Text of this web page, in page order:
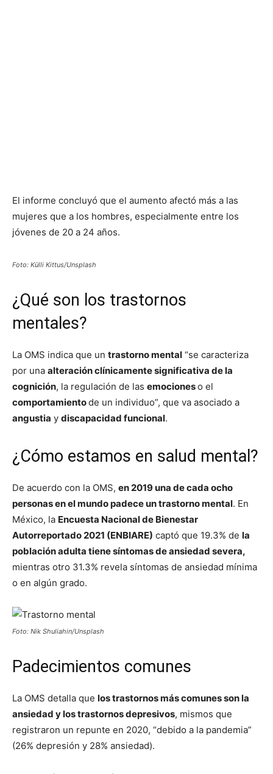
El informe concluyó que el aumento afectó más a las
mujeres que a los hombres, especialmente entre los
jóvenes de 20 a 24 años.
Foto: Külli Kittus/Unsplash
¿Qué son los trastornos
mentales?
La OMS indica que un trastorno mental “se caracteriza
por una alteración clínicamente significativa de la
cognición, la regulación de las emocioneso el
comportamientode un individuo”, que va asociado a
angustia y discapacidad funcional.
¿Cómo estamos en salud mental?
De acuerdo con la OMS, en 2019 una de cada ocho
personas en el mundo padece un trastorno mental. En
México, la Encuesta Nacional de Bienestar
Autorreportado 2021 (ENBIARE) captó que 19.3% de la
población adulta tiene síntomas de ansiedad severa,
mientras otro 31.3% revela síntomas de ansiedad mínima
o en algún grado.
Foto: Nik Shuliahin/Unsplash
Padecimientos comunes
La OMS detalla que los trastornos más comunes son la
ansiedad y los trastornos depresivos, mismos que
registraron un repunte en 2020, “debido a la pandemia”
(26% depresión y 28% ansiedad).